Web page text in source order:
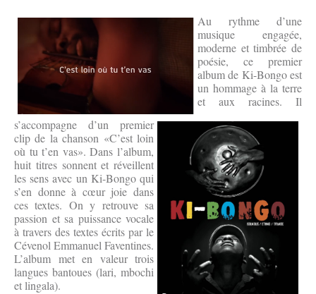
Au rythme d’une
musique engagée,
moderne et timbrée de
poésie, ce premier
album de Ki-Bongo est
un hommage à la terre
et aux racines. Il
s’accompagne d’un premier
clip de la chanson «C’est loin
où tu t’en vas». Dans l’album,
huit titres sonnent et réveillent
les sens avec un Ki-Bongo qui
s’en donne à cœur joie dans
ces textes. On y retrouve sa
passion et sa puissance vocale
à travers des textes écrits par le
Cévenol Emmanuel Faventines.
L’album met en valeur trois
langues bantoues (lari, mbochi
et lingala).